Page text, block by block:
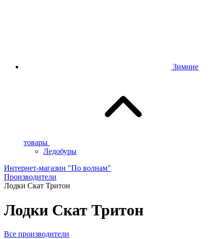
Зимние
товары
Ледобуры
Интернет-магазин "По волнам"
Производители
Лодки Скат Тритон
Лодки Скат Тритон
Все производители